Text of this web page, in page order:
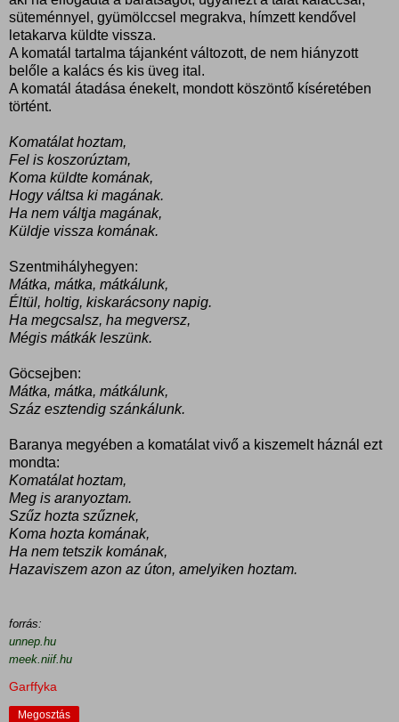
süteménnyel, gyümölccsel megrakva, hímzett kendővel
letakarva küldte vissza.
A komatál tartalma tájanként változott, de nem hiányzott
belőle a kalács és kis üveg ital.
A komatál átadása énekelt, mondott köszöntő kíséretében
történt.
Komatálat hoztam,
Fel is koszorúztam,
Koma küldte komának,
Hogy váltsa ki magának.
Ha nem váltja magának,
Küldje vissza komának.
Szentmihályhegyen:
Mátka, mátka, mátkálunk,
Éltül, holtig, kiskarácsony napig.
Ha megcsalsz, ha megversz,
Mégis mátkák leszünk.
Göcsejben:
Mátka, mátka, mátkálunk,
Száz esztendig szánkálunk.
Baranya megyében a komatálat vivő a kiszemelt háznál ezt
mondta:
Komatálat hoztam,
Meg is aranyoztam.
Szűz hozta szűznek,
Koma hozta komának,
Ha nem tetszik komának,
Hazaviszem azon az úton, amelyiken hoztam.
forrás:
unnep.hu
meek.niif.hu
Garffyka
Megosztás